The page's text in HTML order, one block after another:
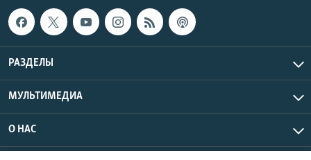
РАЗДЕЛЫ
МУЛЬТИМЕДИА
О НАС